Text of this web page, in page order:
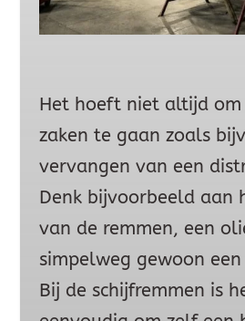
Het hoeft niet altijd om
zaken te gaan zoals
vervangen van een
Denk bijvoorbeeld aan
van de remmen, een
simpelweg gewoon
Bij de schijfremmen is